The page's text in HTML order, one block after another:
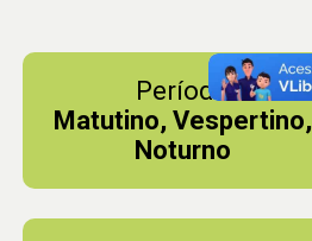
Período
Matutino, Vespertino,
Noturno